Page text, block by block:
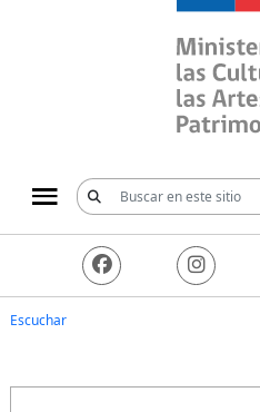
Ministerio
Escuchar